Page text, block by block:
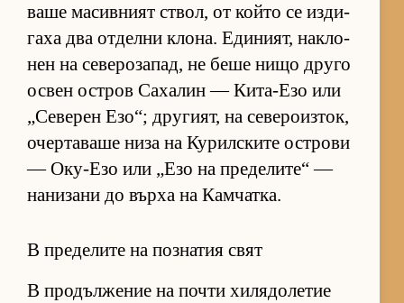
ваше ма­сив­ният ствол, от който се из­ди­
гаха два от­делни кло­на. Еди­ни­ят, нак­ло­
нен на се­ве­ро­за­пад, не беше нищо друго
ос­вен ос­т­ров Са­ха­лин — Ки­та-Езо или
„Се­ве­рен Езо“; дру­ги­ят, на се­ве­ро­из­ток,
очер­та­ваше низа на Ку­рил­с­ките ос­т­рови
— Оку-Езо или „Езо на пре­де­ли­те“ —
на­ни­зани до върха на Кам­чат­ка.
В пределите на познатия свят
В про­дъл­же­ние на почти хи­ля­до­ле­тие